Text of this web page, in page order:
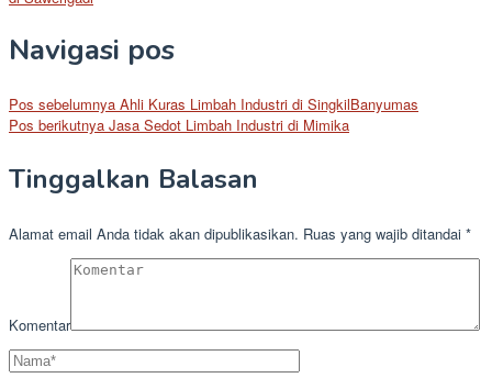
Navigasi pos
Pos sebelumnya Ahli Kuras Limbah Industri di SingkilBanyumas
Pos berikutnya Jasa Sedot Limbah Industri di Mimika
Tinggalkan Balasan
Alamat email Anda tidak akan dipublikasikan. Ruas yang wajib ditandai *
Komentar